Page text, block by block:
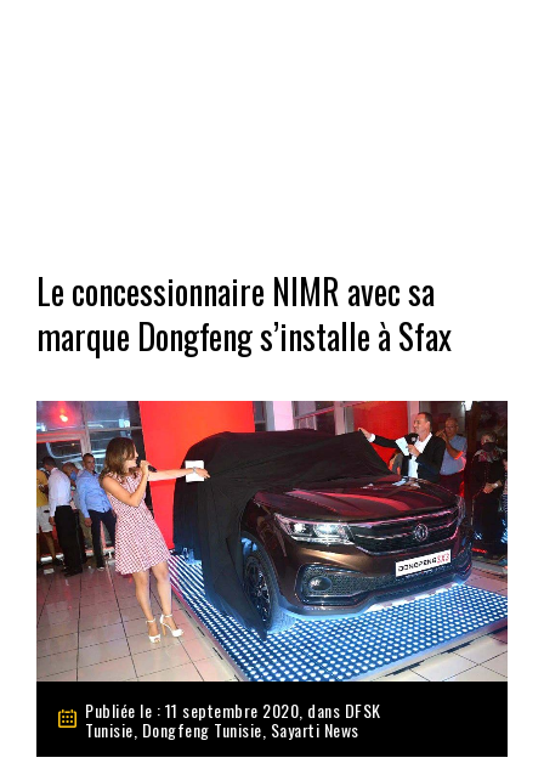
Le concessionnaire NIMR avec sa
marque Dongfeng s’installe à Sfax
Publiée le : 11 septembre 2020, dans DFSK
Tunisie Dongfeng Tunisie Sayarti News